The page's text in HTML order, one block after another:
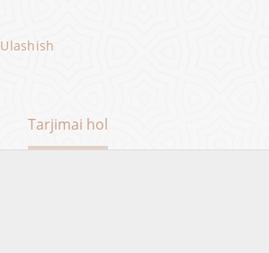
Ulashish
Tarjimai hol